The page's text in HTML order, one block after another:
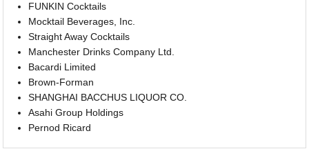
FUNKIN Cocktails
Mocktail Beverages, Inc.
Straight Away Cocktails
Manchester Drinks Company Ltd.
Bacardi Limited
Brown-Forman
SHANGHAI BACCHUS LIQUOR CO.
Asahi Group Holdings
Pernod Ricard